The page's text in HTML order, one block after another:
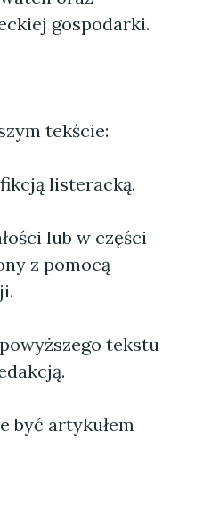
gospodarki.
tekście:
listeracką.
lub w części
z pomocą
tekstu
być artykułem